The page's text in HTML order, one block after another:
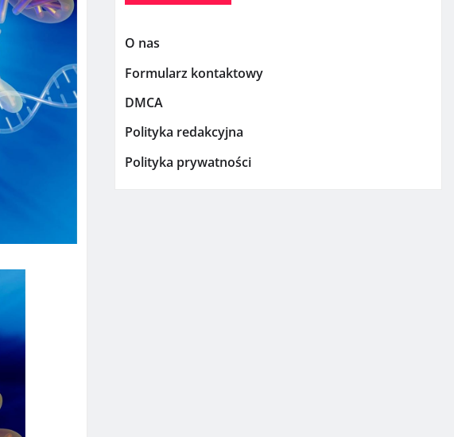
O nas
Formularz kontaktowy
DMCA
Polityka redakcyjna
Polityka prywatności